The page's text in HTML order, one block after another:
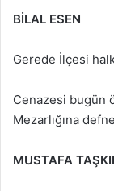
BİLAL ESEN
Gerede İlçesi
Cenazesi bugün
Mezarlığına
MUSTAFA